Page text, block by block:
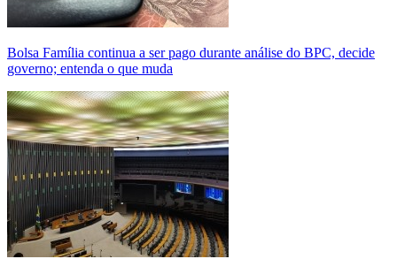
Bolsa Família continua a ser pago durante análise do BPC, decide
governo; entenda o que muda